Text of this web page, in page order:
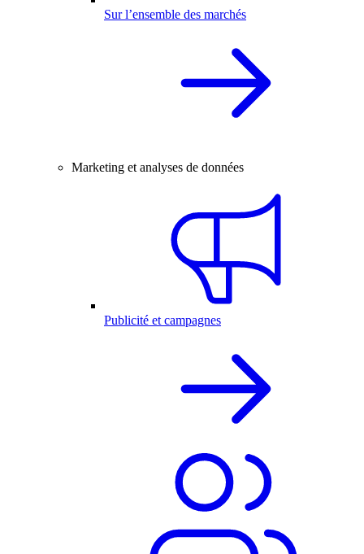
Sur l’ensemble des marchés
Marketing et analyses de données
Publicité et campagnes